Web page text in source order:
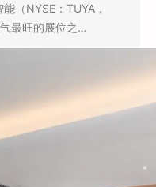
（NYSE：TUYA，
最旺的展位之…